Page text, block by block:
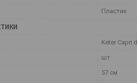
Пластик
Keter Capri
шт
57 см